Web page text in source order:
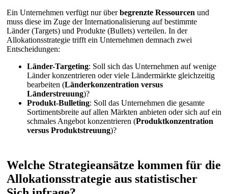
Ein Unternehmen verfügt nur überbegrenzte Ressourcen und
muss diese im Zuge der Internationalisierung auf bestimmte
Länder (Targets) und Produkte (Bullets) verteilen. In der
Allokationsstrategie trifft ein Unternehmen demnach zwei
Entscheidungen:
Länder-Targeting: Soll sich das Unternehmen auf wenige
Länder konzentrieren oder viele Ländermärkte gleichzeitig
bearbeiten (Länderkonzentration versus
Länderstreuung)?
Produkt-Bulleting: Soll das Unternehmen die gesamte
Sortimentsbreite auf allen Märkten anbieten oder sich auf ein
schmales Angebot konzentrieren (Produktkonzentration
versus Produktstreuung)?
Welche Strategieansätze kommen für die
Allokationsstrategie aus statistischer